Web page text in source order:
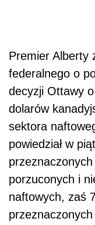
Premier Alberty
federalnego o
decyzji Ottawy
dolarów
sektora
powiedział w
porzuconych i
naftowych, zaś